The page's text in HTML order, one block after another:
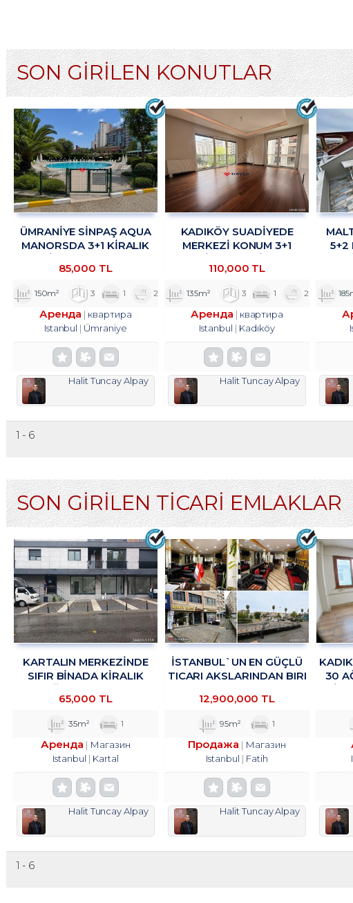
SON GİRİLEN KONUTLAR
ÜMRANİYE SİNPAŞ AQUA
MANORSDA 3+1 KİRALIK
85,000 TL
150m² 3 1 2
Аренда
квартира
Istanbul
Ümraniye
Halit Tuncay Alpay
KADIKÖY SUADİYEDE
MERKEZİ KONUM 3+1
TROYKADAN
110,000 TL
135m² 3 1 2
Аренда
квартира
Istanbul
Kadıköy
Halit Tuncay Alpay
5+2
1 - 6
SON GİRİLEN TİCARİ EMLAKLAR
KARTALIN MERKEZİNDE
SIFIR BİNADA KİRALIK
TROYKADAN.
65,000 TL
35m² 1
Аренда
Магазин
Istanbul
Kartal
Halit Tuncay Alpay
İSTANBUL`UN EN GÜÇLÜ
TICARI AKSLARINDAN BIRI
ÜZERINDE, HISTORIA AVM
KARŞISINDA
12,900,000 TL
95m² 1
Продажа
Магазин
Istanbul
Fatih
Halit Tuncay Alpay
30
1 - 6